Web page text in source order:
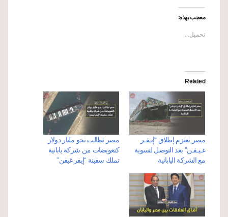
معجب بهذه:
تحميل...
Related
مصر تعتزم إطلاق “إيـفـر
غـيـفـن” بعد التوصل لتسوية
مع الشركة اليابانية
مصر تطالب نحو مليار دولار
كتعويضات من شركة يابانية
تملك سفينة “إيفر غيفن”